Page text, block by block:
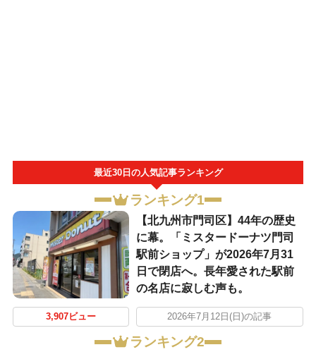
最近30日の人気記事ランキング
ランキング1
【北九州市門司区】44年の歴史
に幕。「ミスタードーナツ門司
駅前ショップ」が2026年7月31
日で閉店へ。長年愛された駅前
の名店に寂しむ声も。
3,907ビュー 2026年7月12日(日)の記事
ランキング2